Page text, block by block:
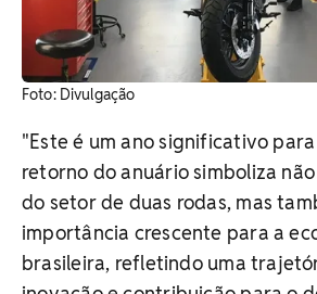
Foto: Divulgação
"Este é um ano significativo
retorno do anuário simboliza
do setor de duas rodas, mas
importância crescente para a
brasileira, refletindo uma